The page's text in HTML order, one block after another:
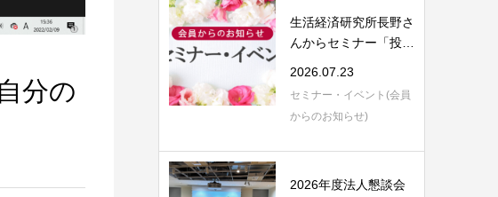
分の
生活経済研究所長野さ
んからセミナー「投資
2026.07.23
セミナー・イベント(会員
からのお知らせ)
2026年度法人懇談会